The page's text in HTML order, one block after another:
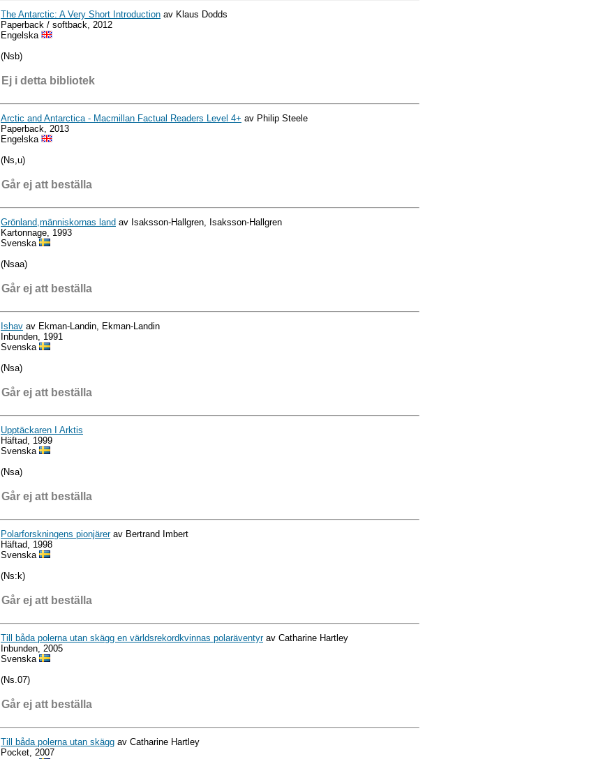
The Antarctic: A Very Short Introduction av Klaus Dodds
Paperback / softback, 2012
Engelska
(Nsb)
Ej i detta bibliotek
Arctic and Antarctica - Macmillan Factual Readers Level 4+ av Philip Steele
Paperback, 2013
Engelska
(Ns,u)
Går ej att beställa
Grönland,människornas land av Isaksson-Hallgren, Isaksson-Hallgren
Kartonnage, 1993
Svenska
(Nsaa)
Går ej att beställa
Ishav av Ekman-Landin, Ekman-Landin
Inbunden, 1991
Svenska
(Nsa)
Går ej att beställa
Upptäckaren I Arktis
Häftad, 1999
Svenska
(Nsa)
Går ej att beställa
Polarforskningens pionjärerav Bertrand Imbert
Häftad, 1998
Svenska
(Ns:k)
Går ej att beställa
Till båda polerna utan skägg en världsrekordkvinnas polaräventyrav Catharine Hartley
Inbunden, 2005
Svenska
(Ns.07)
Går ej att beställa
Till båda polerna utan skägg av Catharine Hartley
Pocket, 2007